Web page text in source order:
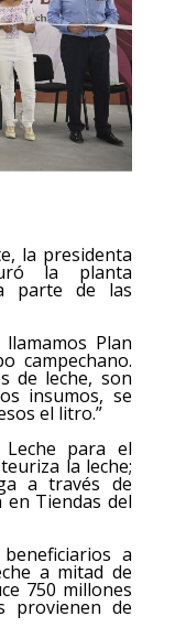
la presidenta
la planta
parte de las
Plan
campechano.
de leche, son
insumos, se
el litro.”
para el
la leche;
a través de
en Tiendas del
a
a mitad de
750 millones
provienen de